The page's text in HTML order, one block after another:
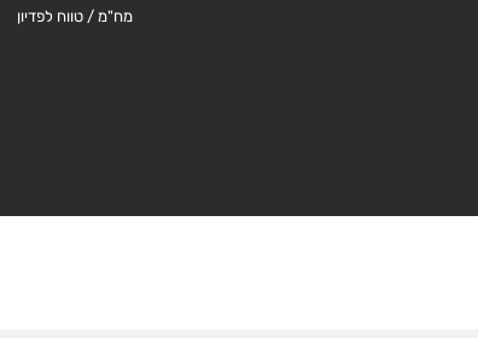
מח"מ / טווח לפדיון